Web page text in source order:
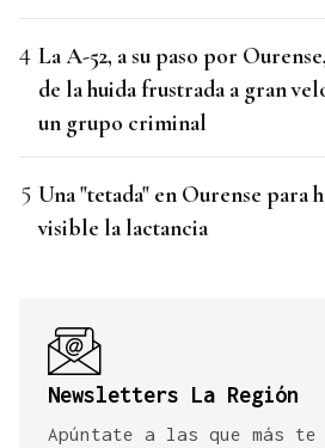
La A-52, a su paso por
de la huida frustrada a gran
un grupo criminal
Una "tetada" en Ourense para
visible la lactancia
Newsletters La Región
Apúntate a las que más